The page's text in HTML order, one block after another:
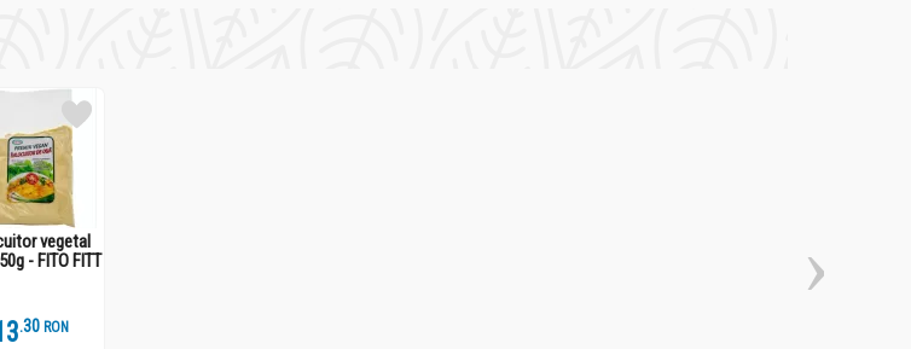
de 250 mg silimarină.
silidianină).
și cantitatea substanțelor active din fiecare ambalaj.
prime utilizate și prin modul în care este prelucrată.
a le face ușoare și eficiente nu schimbă în niciun fel compoziția lor chimică.
vegetal
- FITO FITT
.3 RON